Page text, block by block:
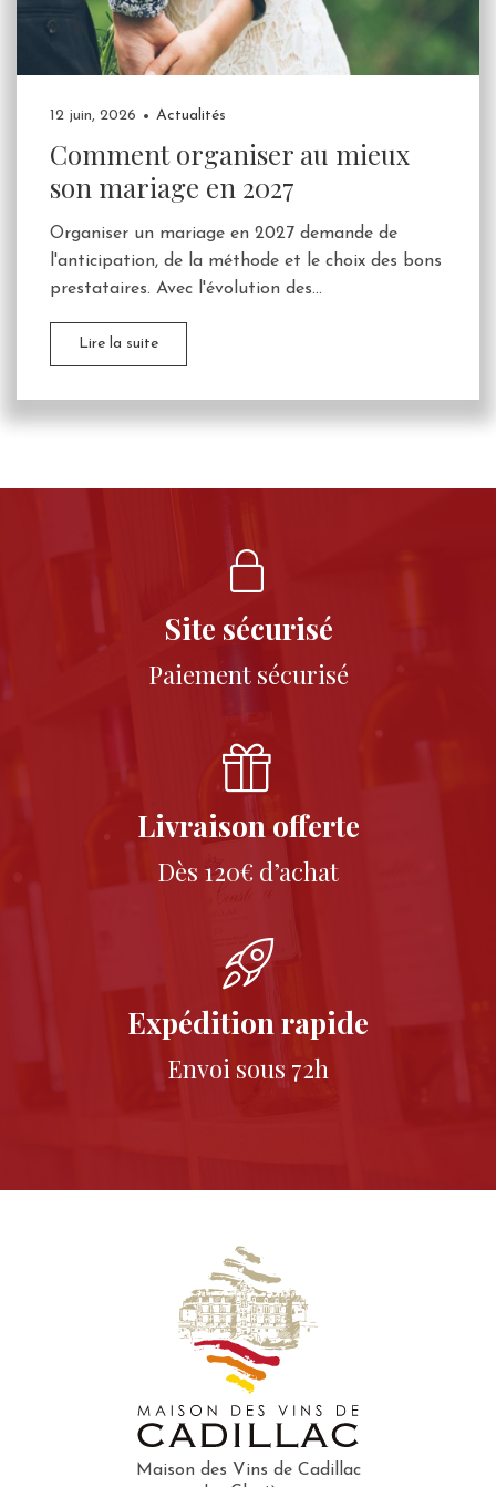
12 juin, 2026 Actualités
Comment organiser au mieux
son mariage en 2027
Organiser un mariage en 2027 demande de
l'anticipation, de la méthode et le choix des bons
prestataires. Avec l'évolution des...
Lire la suite
Site sécurisé
Paiement sécurisé
Livraison offerte
Dès 120€ d’achat
Expédition rapide
Envoi sous 72h
Maison des Vins de Cadillac